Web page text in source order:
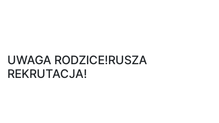
UWAGA RODZICE!RUSZA
REKRUTACJA!